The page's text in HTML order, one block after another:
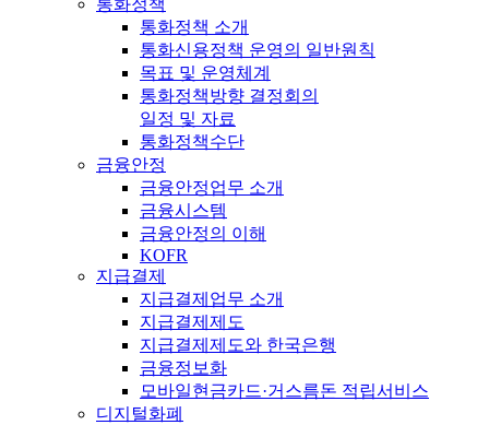
통화정책 소개
통화신용정책 운영의 일반원칙
목표 및 운영체계
통화정책방향 결정회의
일정 및 자료
통화정책수단
금융안정
금융안정업무 소개
금융시스템
금융안정의 이해
KOFR
지급결제
지급결제업무 소개
지급결제제도
지급결제제도와 한국은행
금융정보화
모바일현금카드·거스름돈 적립서비스
디지털화폐